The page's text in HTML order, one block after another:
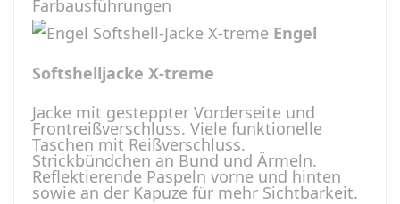
Engel
Softshelljacke X-treme
Jacke mit gesteppter Vorderseite und
Frontreißverschluss. Viele funktionelle
Taschen mit Reißverschluss.
Strickbündchen an Bund und Ärmeln.
Reflektierende Paspeln vorne und hinten
sowie an der Kapuze für mehr Sichtbarkeit.